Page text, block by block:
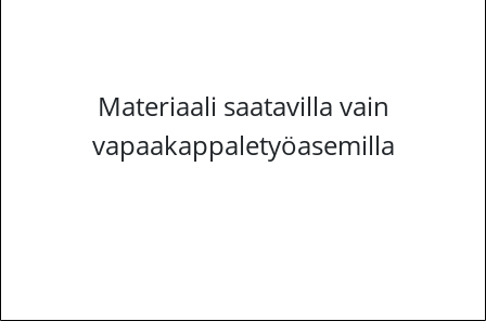
Materiaali saatavilla vain
vapaakappaletyöasemilla